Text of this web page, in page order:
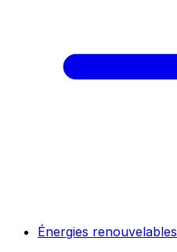
Énergies renouvelables